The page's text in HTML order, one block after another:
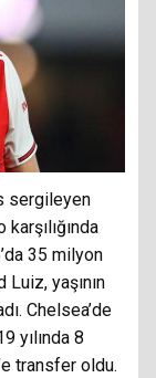
sergileyen
35 milyon
Luiz, yaşının
Chelsea’de
yılında 8
transfer oldu.